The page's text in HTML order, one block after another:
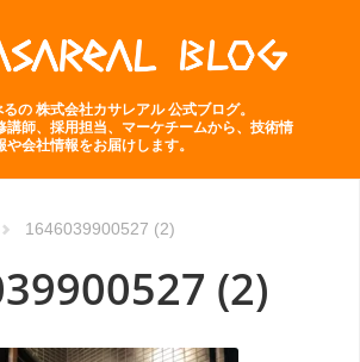
の 株式会社カサレアル 公式ブログ。
講師、採用担当、マーケチームから、技術情
や会社情報をお届けします。
1646039900527 (2)
(2)